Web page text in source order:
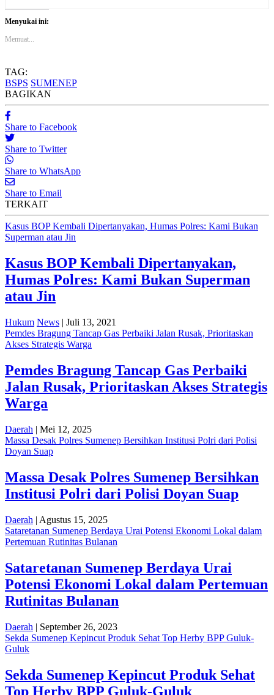
Menyukai ini:
Memuat...
TAG:
BSPS SUMENEP
BAGIKAN
Share to Facebook
Share to Twitter
Share to WhatsApp
Share to Email
TERKAIT
Kasus BOP Kembali Dipertanyakan, Humas Polres: Kami Bukan
Superman atau Jin
Kasus BOP Kembali Dipertanyakan,
Humas Polres: Kami Bukan Superman
atau Jin
Hukum News | Juli 13, 2021
Pemdes Bragung Tancap Gas Perbaiki Jalan Rusak, Prioritaskan
Akses Strategis Warga
Pemdes Bragung Tancap Gas Perbaiki
Jalan Rusak, Prioritaskan Akses Strategis
Warga
Daerah | Mei 12, 2025
Massa Desak Polres Sumenep Bersihkan Institusi Polri dari Polisi
Doyan Suap
Massa Desak Polres Sumenep Bersihkan
Institusi Polri dari Polisi Doyan Suap
Daerah | Agustus 15, 2025
Sataretanan Sumenep Berdaya Urai Potensi Ekonomi Lokal dalam
Pertemuan Rutinitas Bulanan
Sataretanan Sumenep Berdaya Urai
Potensi Ekonomi Lokal dalam Pertemuan
Rutinitas Bulanan
Daerah | September 26, 2023
Sekda Sumenep Kepincut Produk Sehat Top Herby BPP Guluk-
Guluk
Sekda Sumenep Kepincut Produk Sehat
Top Herby BPP Guluk-Guluk